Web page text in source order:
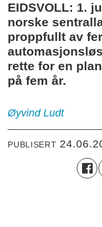
EIDSVOLL: 1.
norske
proppfullt av
rette for en
på fem år.
Øyvind Ludt
PUBLISERT